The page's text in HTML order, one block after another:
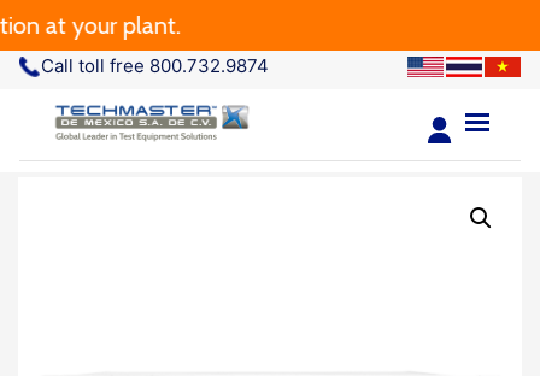
your plant.
Call toll free 800.732.9874